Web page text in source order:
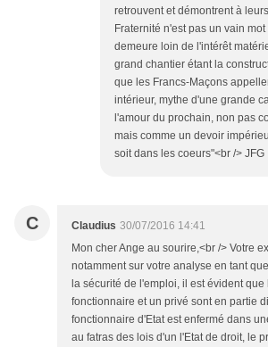
retrouvent et démontrent à
Fraternité n'est pas un vain
demeure loin de l'intérêt
grand chantier étant la
que les Francs-Maçons
intérieur, mythe d'une grande
l'amour du prochain, non pas
mais comme un devoir
soit dans les coeurs"<br /> JFG
C Claudius 30/07/2016 14:41
Mon cher Ange au sourire,<br /> Votre
notamment sur votre analyse en tant
la sécurité de l'emploi, il est évident
fonctionnaire et un privé sont en partie
fonctionnaire d'Etat est enfermé dans
au fatras des lois d'un l'Etat de droit, le